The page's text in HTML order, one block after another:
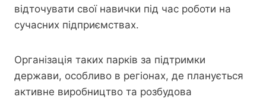
відточувати свої навички під час роботи на
сучасних підприємствах.
Організація таких парків за підтримки
держави, особливо в регіонах, де планується
активне виробництво та розбудова